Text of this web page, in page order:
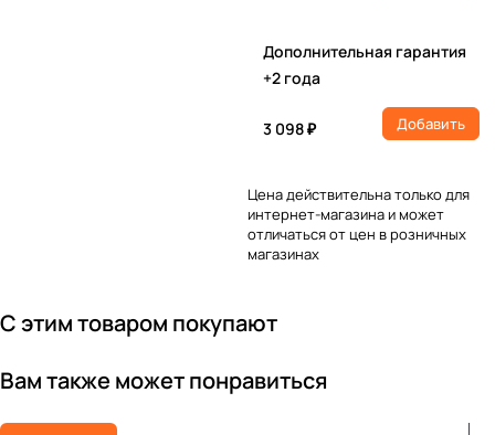
Дополнительная гарантия
+2 года
3 098 ₽ Добавить
Цена действительна только для
интернет-магазина и может
отличаться от цен в розничных
магазинах
С этим товаром покупают
Вам также может понравиться